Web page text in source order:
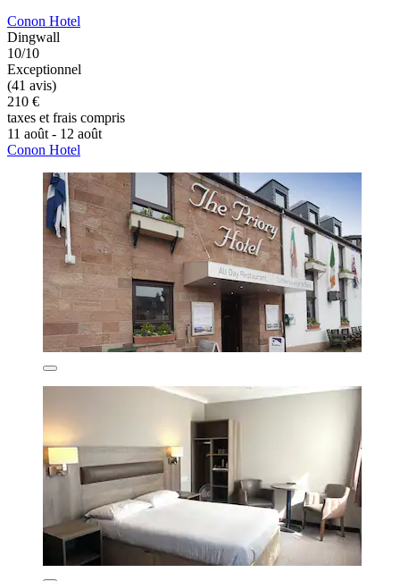
Conon Hotel
Dingwall
10/10
Exceptionnel
(41 avis)
210 €
taxes et frais compris
11 août - 12 août
Conon Hotel